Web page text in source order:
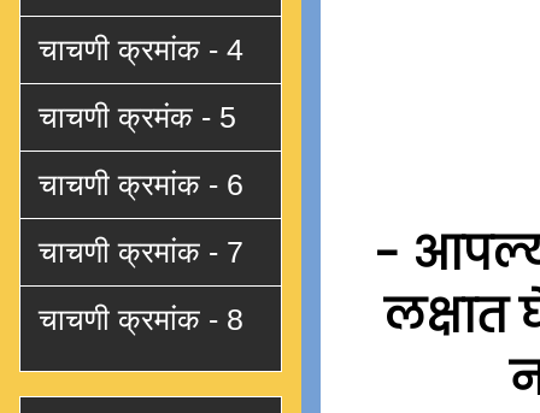
-
लक्षात
चाचणी क्रमांक - 4
चाचणी क्रमंक - 5
चाचणी क्रमांक - 6
चाचणी क्रमांक - 7
चाचणी क्रमांक - 8